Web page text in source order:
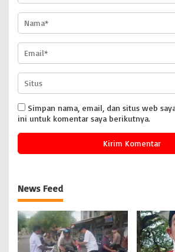
Simpan nama, email, dan situs web
ini untuk komentar saya berikutnya.
News Feed